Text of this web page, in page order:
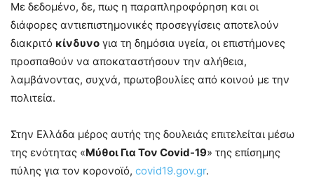
Με δεδομένο, δε, πως η παραπληροφόρηση και οι
διάφορες αντιεπιστημονικές προσεγγίσεις αποτελούν
διακριτό κίνδυνο για τη δημόσια υγεία, οι επιστήμονες
προσπαθούν να αποκαταστήσουν την αλήθεια,
λαμβάνοντας, συχνά, πρωτοβουλίες από κοινού με την
πολιτεία.
Στην Ελλάδα μέρος αυτής της δουλειάς επιτελείται μέσω
της ενότητας «Μύθοι Για Τον Covid-19» της επίσημης
πύλης για τον κορονοϊό, covid19.gov.gr.